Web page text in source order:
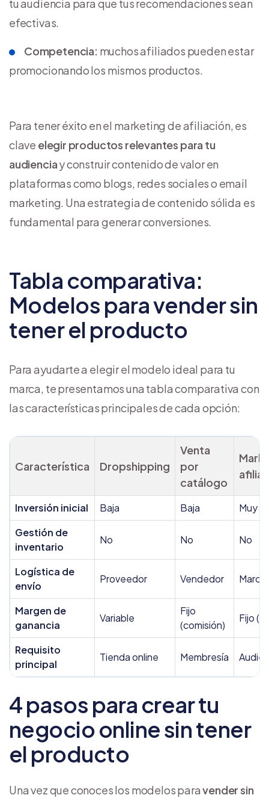
tu audiencia para que tus recomendaciones sean
efectivas.
Competencia: muchos afiliados pueden estar
promocionando los mismos productos.
Para tener éxito en el marketing de afiliación, es
clave elegir productos relevantes para tu
audienciay construir contenido de valor en
plataformas como blogs, redes sociales o email
marketing. Una estrategia de contenido sólida es
fundamental para generar conversiones.
Tabla comparativa:
Modelos para vender sin
tener el producto
Para ayudarte a elegir el modelo ideal para tu
marca, te presentamos una tabla comparativa con
las características principales de cada opción:
Característica Dropshipping
Venta
por
catálogo
Inversión inicial Baja Baja
Muy
Gestión de
inventario
No No No
Logística de
envío
Proveedor Vendedor
Margen de
ganancia
Variable
Fijo
(comisión)
Fijo
Requisito
principal
Tienda online Membresía
4 pasos para crear tu
negocio online sin tener
el producto
Una vez que conoces los modelos paravender sin